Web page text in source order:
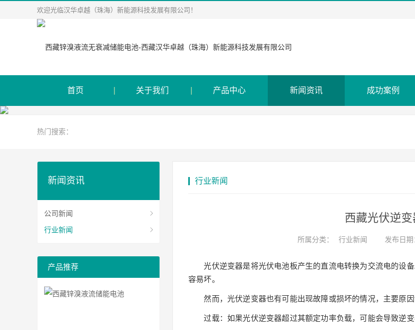
欢迎光临汉华卓越（珠海）新能源科技发展有限公司！
首页 关于我们 产品中心 新闻资讯 成功案例
热门搜索：
行业新闻
西藏光伏逆变
所属分类： 行业新闻 发布日
光伏逆变器是将光伏电池板产生的直流电转换为交流电的设
容易坏。
然而，光伏逆变器也有可能出现故障或损坏的情况，主要原因
过载：如果光伏逆变器超过其额定功率负载，可能会导致逆变
新闻资讯
公司新闻
行业新闻
产品推荐